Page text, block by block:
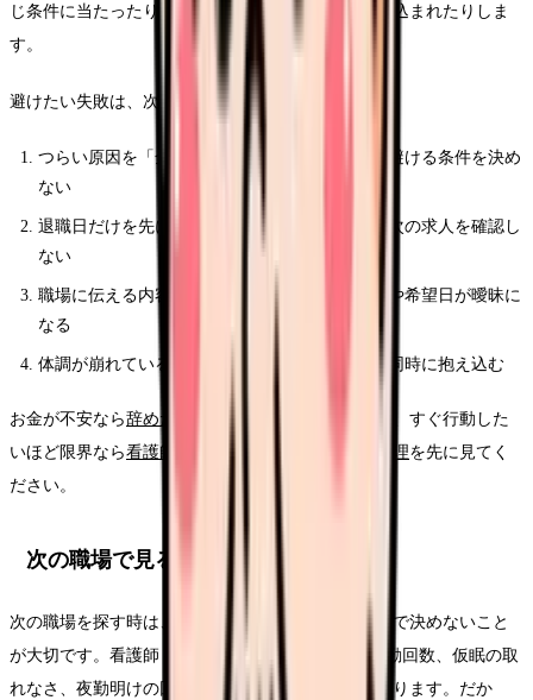
じ条件に当たったり、退職後のお金や手続きで追い込まれたりしま
す。
避けたい失敗は、次の4つです。
つらい原因を「全部」として扱い、次の職場で避ける条件を決め
ない
退職日だけを先に決め、生活費・有休・保険・次の求人を確認し
ない
職場に伝える内容が感情だけになり、退職理由や希望日が曖昧に
なる
体調が崩れているのに、転職活動と退職交渉を同時に抱え込む
お金が不安なら辞めたいけどお金が不安な時の整理
、すぐ行動した
いほど限界なら看護師を今すぐ辞めたい時の行動整理を先に見てく
ださい。
次の職場で見るべき条件
次の職場を探す時は、今より良さそうな雰囲気だけで決めないこと
が大切です。看護師 夜勤 辞めたいの背景には、夜勤回数、仮眠の取
れなさ、夜勤明けの回復不足が積み重なることがあります。だか